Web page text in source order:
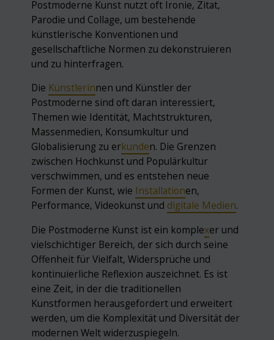
Postmoderne Kunst nutzt oft Ironie, Zitat,
Parodie und Collage, um bestehende
künstlerische Konventionen und
gesellschaftliche Normen zu dekonstruieren
und zu hinterfragen.
Die Künstlerinnen und Künstler der
Postmoderne sind oft daran interessiert,
Themen wie Identität, Machtstrukturen,
Massenmedien, Konsumkultur und
Globalisierung zu erkunden. Die Grenzen
zwischen Hochkunst und Populärkultur
verschwimmen, und es entstehen neue
Formen der Kunst, wie Installationen,
Performance, Videokunst und digitale Medien.
Die Postmoderne Kunst ist ein komplexer und
vielschichtiger Bereich, der sich durch seine
Offenheit für Vielfalt, Widersprüche und
kontinuierliche Reflexion auszeichnet. Es ist
eine Zeit, in der die traditionellen
Kunstformen herausgefordert und erweitert
werden, um die Komplexität und Diversität der
modernen Welt widerzuspiegeln.